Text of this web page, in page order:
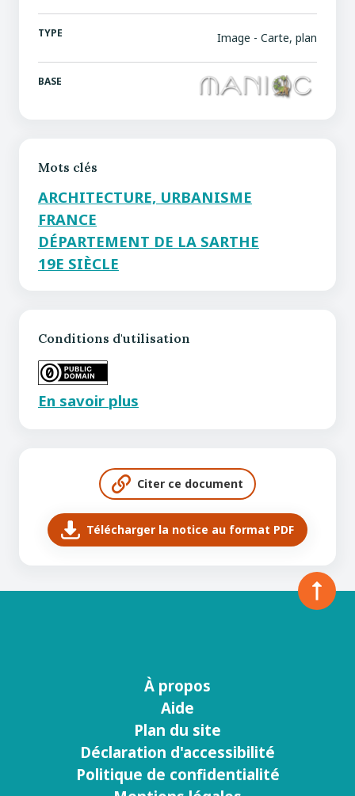
TYPE Image - Carte, plan
BASE
Mots clés
ARCHITECTURE, URBANISME
FRANCE
DÉPARTEMENT DE LA SARTHE
19E SIÈCLE
Conditions d'utilisation
En savoir plus
Citer ce document
Télécharger la notice au format PDF
À propos
Aide
Plan du site
Déclaration d'accessibilité
Politique de confidentialité